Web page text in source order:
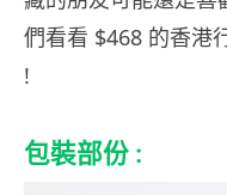
們看看 $468 的香港
!
包裝部份 :